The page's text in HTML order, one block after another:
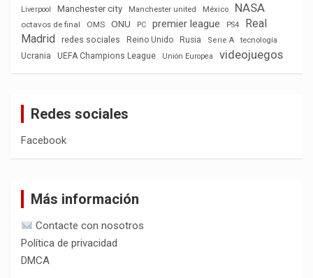
Liverpool Manchester city Manchester united México NASA
octavos de final OMS ONU PC premier league PS4
Real
Madrid
redes sociales Reino Unido Rusia Serie A
tecnología
Ucrania
UEFA Champions League Unión Europea videojuegos
Redes sociales
Facebook
Más información
Contacte con nosotros
Política de privacidad
DMCA